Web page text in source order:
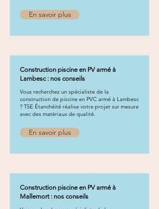
En savoir plus
Construction piscine en PV armé à
Lambesc : nos conseils
Vous recherchez un spécialiste de la
construction de piscine en PVC armé à Lambesc
? TSE Étanchéité réalise votre projet sur mesure
avec des matériaux de qualité.
En savoir plus
Construction piscine en PV armé à
Mallemort : nos conseils